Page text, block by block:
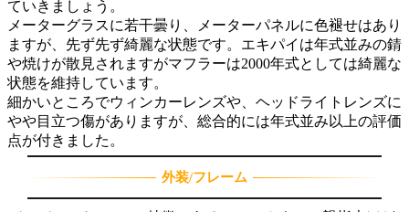
ていきましょう。
メーターグラスに若干曇り、メーターパネルに色褪せはあり
ますが、先ず先ず綺麗な状態です。エキパイは年式並みの錆
や焼けが散見されますがマフラーは2000年式としては綺麗な
状態を維持しています。
細かいところでウィンカーレンズや、ヘッドライトレンズに
やや目立つ傷がありますが、総合的には年式並み以上の評価
点が付きました。
外装/フレーム